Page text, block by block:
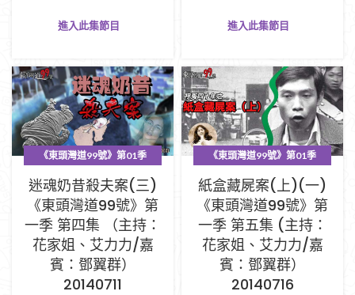
進入此集節目 進入此集節目
《東頭灣道99號》第01季
PART A (1-33集)
迷魂奶昔殺夫案(三)
《東頭灣道99號》第
一季 第四集 （主持：
花家姐、艾力力/嘉
賓：鄧翼群）
20140711
《東頭灣道99號》第01季
PART A (1-33集)
紙盒藏屍案(上)(一)
《東頭灣道99號》第
一季 第五集 (主持：
花家姐、艾力力/嘉
賓：鄧翼群）
20140716